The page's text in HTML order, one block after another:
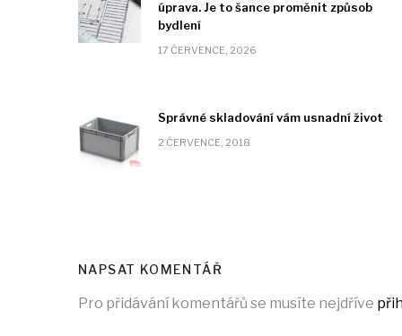
úprava. Je to šance proměnit způsob
bydlení
17 ČERVENCE, 2026
Správné skladování vám usnadní život
2 ČERVENCE, 2018
NAPSAT KOMENTÁŘ
Pro přidávání komentářů se musíte nejdříve